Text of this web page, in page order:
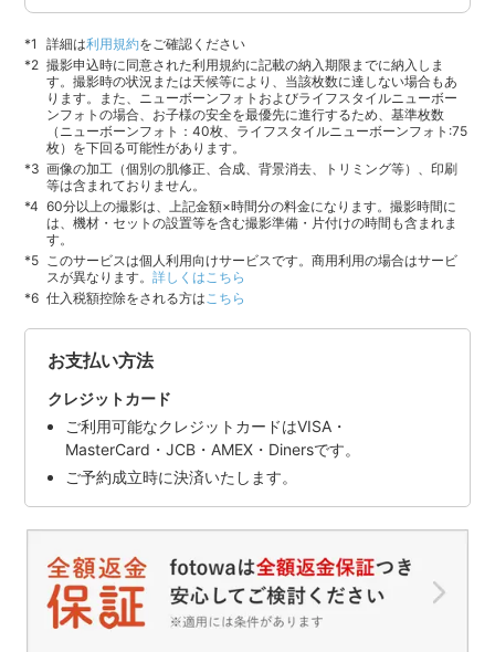
詳細は利用規約をご確認ください
撮影申込時に同意された利用規約に記載の納入期限までに納入しま
す。撮影時の状況または天候等により、当該枚数に達しない場合もあ
ります。また、ニューボーンフォトおよびライフスタイルニューボー
ンフォトの場合、お子様の安全を最優先に進行するため、基準枚数
（ニューボーンフォト：40枚、ライフスタイルニューボーンフォト:75
枚）を下回る可能性があります。
画像の加工（個別の肌修正、合成、背景消去、トリミング等）、印刷
等は含まれておりません。
60分以上の撮影は、上記金額×時間分の料金になります。撮影時間に
は、機材・セットの設置等を含む撮影準備・片付けの時間も含まれま
す。
このサービスは個人利用向けサービスです。商用利用の場合はサービ
スが異なります。詳しくはこちら
仕入税額控除をされる方はこちら
お支払い方法
クレジットカード
ご利用可能なクレジットカードはVISA・
MasterCard・JCB・AMEX・Dinersです。
ご予約成立時に決済いたします。